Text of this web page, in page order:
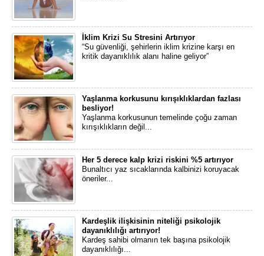
İklim Krizi Su Stresini Artırıyor
“Su güvenliği, şehirlerin iklim krizine karşı en
kritik dayanıklılık alanı haline geliyor”
Yaşlanma korkusunu kırışıklıklardan fazlası
besliyor!
Yaşlanma korkusunun temelinde çoğu zaman
kırışıklıkların değil...
Her 5 derece kalp krizi riskini %5 artırıyor
Bunaltıcı yaz sıcaklarında kalbinizi koruyacak
öneriler...
Kardeşlik ilişkisinin niteliği psikolojik
dayanıklılığı artırıyor!
​Kardeş sahibi olmanın tek başına psikolojik
dayanıklılığı...